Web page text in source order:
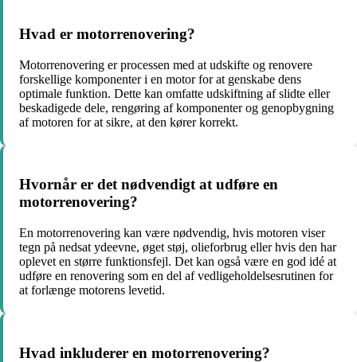
Hvad er motorrenovering?
Motorrenovering er processen med at udskifte og renovere
forskellige komponenter i en motor for at genskabe dens
optimale funktion. Dette kan omfatte udskiftning af slidte eller
beskadigede dele, rengøring af komponenter og genopbygning
af motoren for at sikre, at den kører korrekt.
Hvornår er det nødvendigt at udføre en
motorrenovering?
En motorrenovering kan være nødvendig, hvis motoren viser
tegn på nedsat ydeevne, øget støj, olieforbrug eller hvis den har
oplevet en større funktionsfejl. Det kan også være en god idé at
udføre en renovering som en del af vedligeholdelsesrutinen for
at forlænge motorens levetid.
Hvad inkluderer en motorrenovering?